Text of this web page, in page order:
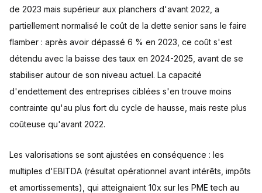
de 2023 mais supérieur aux planchers d'avant 2022, a
partiellement normalisé le coût de la dette senior sans le faire
flamber : après avoir dépassé 6 % en 2023, ce coût s'est
détendu avec la baisse des taux en 2024-2025, avant de se
stabiliser autour de son niveau actuel. La capacité
d'endettement des entreprises ciblées s'en trouve moins
contrainte qu'au plus fort du cycle de hausse, mais reste plus
coûteuse qu'avant 2022.
Les valorisations se sont ajustées en conséquence : les
multiples d'EBITDA (résultat opérationnel avant intérêts, impôts
et amortissements), qui atteignaient 10x sur les PME tech au